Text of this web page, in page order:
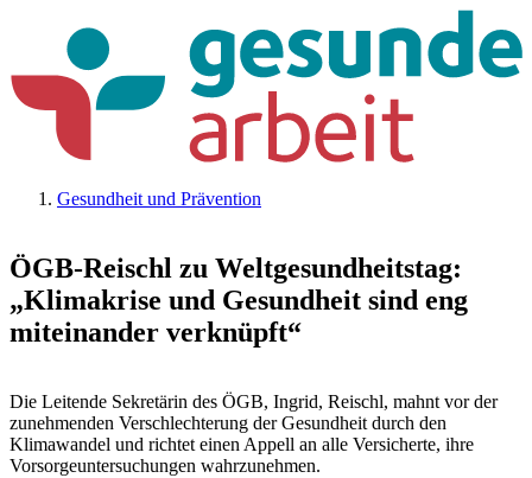
Gesundheit und Prävention
ÖGB-Reischl zu Weltgesundheitstag:
„Klimakrise und Gesundheit sind eng
miteinander verknüpft“
Die Leitende Sekretärin des ÖGB, Ingrid, Reischl, mahnt vor der
zunehmenden Verschlechterung der Gesundheit durch den
Klimawandel und richtet einen Appell an alle Versicherte, ihre
Vorsorgeuntersuchungen wahrzunehmen.